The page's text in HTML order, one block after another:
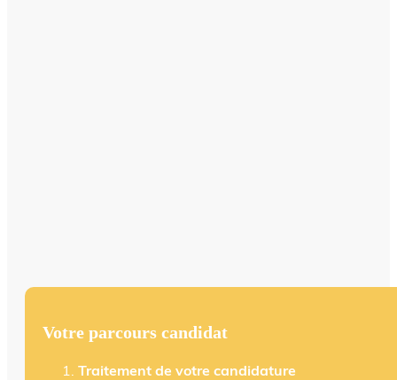
Votre parcours candidat
Traitement de votre candidature